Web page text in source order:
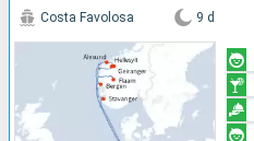
Costa Favolosa 9 d